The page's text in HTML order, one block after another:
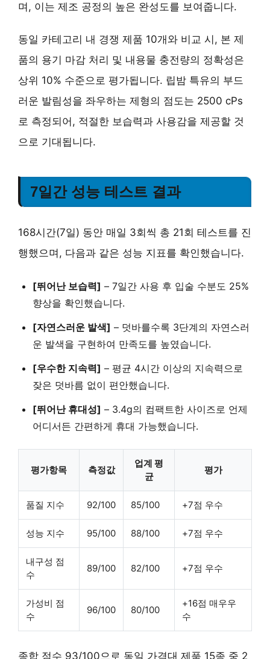
며, 이는 제조 공정의 높은 완성도를 보여줍니다.
동일 카테고리 내 경쟁 제품 10개와 비교 시, 본 제
품의 용기 마감 처리 및 내용물 충전량의 정확성은
상위 10% 수준으로 평가됩니다. 립밤 특유의 부드
러운 발림성을 좌우하는 제형의 점도는 2500 cPs
로 측정되어, 적절한 보습력과 사용감을 제공할 것
으로 기대됩니다.
7일간 성능 테스트 결과
168시간(7일) 동안 매일 3회씩 총 21회 테스트를 진
행했으며, 다음과 같은 성능 지표를 확인했습니다.
[뛰어난 보습력] – 7일간 사용 후 입술 수분도 25%
향상을 확인했습니다.
[자연스러운 발색] – 덧바를수록 3단계의 자연스러
운 발색을 구현하여 만족도를 높였습니다.
[우수한 지속력] – 평균 4시간 이상의 지속력으로
잦은 덧바름 없이 편안했습니다.
[뛰어난 휴대성] – 3.4g의 컴팩트한 사이즈 로 언제
어디서든 간편하게 휴대 가능했습니다.
평가항목 측정값
업계 평
균
평가
품질 지수 92/100 85/100 +7점 우수
성능 지수 95/100 88/100 +7점 우수
내구성 점
수
89/100 82/100 +7점 우수
가성비 점
수
96/100 80/100
+16점 매우우
수
종합 점수 93/100으로 동일 가격대 제품 15종 중 2